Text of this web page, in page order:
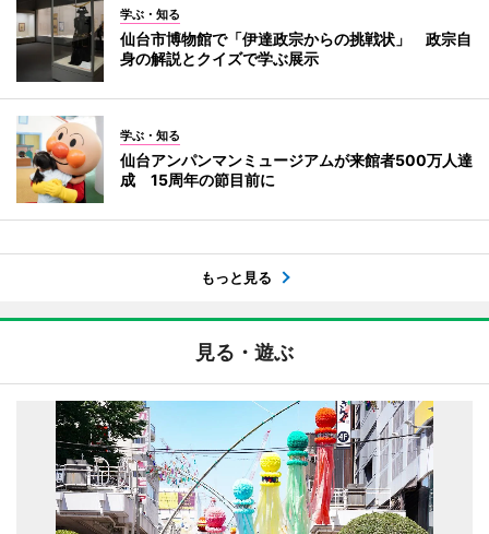
学ぶ・知る
仙台市博物館で「伊達政宗からの挑戦状」 政宗自
身の解説とクイズで学ぶ展示
学ぶ・知る
仙台アンパンマンミュージアムが来館者500万人達
成 15周年の節目前に
もっと見る
見る・遊ぶ